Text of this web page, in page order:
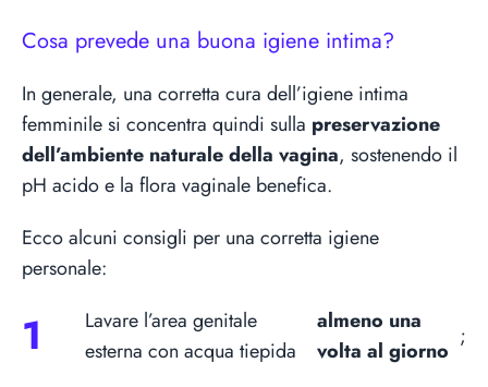
Cosa prevede una buona igiene intima?
In generale, una corretta cura dell’igiene intima
femminile si concentra quindi sulla preservazione
dell’ambiente naturale della vagina, sostenendo il
pH acido e la flora vaginale benefica.
Ecco alcuni consigli per una corretta igiene
personale:
Lavare l’area genitale
esterna con acqua tiepida
almeno una
volta al giorno
;